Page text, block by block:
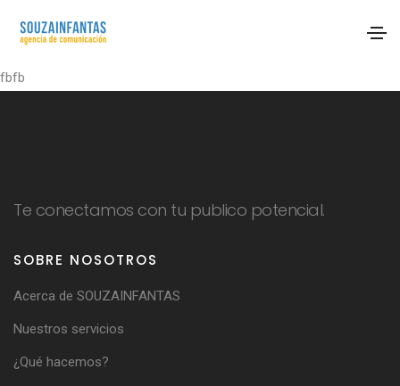
fbfb
Te conectamos con tu publico potencial.
SOBRE NOSOTROS
Acerca de SOUZAINFANTAS
Nuestros servicios
¿Qué hacemos?